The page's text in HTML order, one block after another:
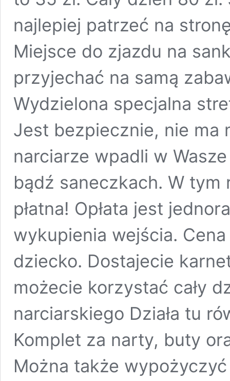
najlepiej patrzeć na
Miejsce do zjazdu na
przyjechać na samą
Wydzielona specjalna
Jest bezpiecznie, nie ma
narciarze wpadli w
bądź saneczkach. W
płatna! Opłata jest
wykupienia wejścia.
dziecko. Dostajecie
możecie korzystać cały
narciarskiego Działa tu
Komplet za narty, buty
Można także